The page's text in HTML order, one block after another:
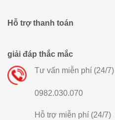
Hỗ trợ thanh toán
giải đáp thắc mắc
Tư vấn miễn phí (24/7)
0982.030.070
Hỗ trợ miễn phí (24/7)